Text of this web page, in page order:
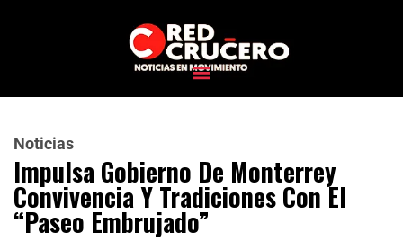
Noticias
Impulsa Gobierno De Monterrey
Convivencia Y Tradiciones Con El
“Paseo Embrujado”